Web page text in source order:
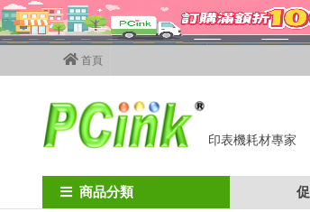
首頁
印表機耗材專家
商品分類
Home ricoh碳粉匣 ricoh 影印機碳粉 MP